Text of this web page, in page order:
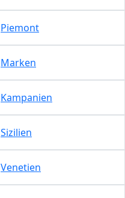
Piemont
Marken
Kampanien
Sizilien
Venetien